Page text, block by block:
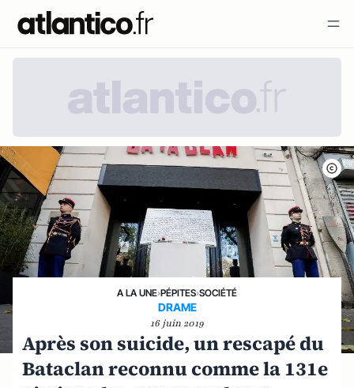
A LA UNE›PÉPITES›SOCIÉTÉ
DRAME
16 juin 2019
Après son suicide, un rescapé du
Bataclan reconnu comme la 131e